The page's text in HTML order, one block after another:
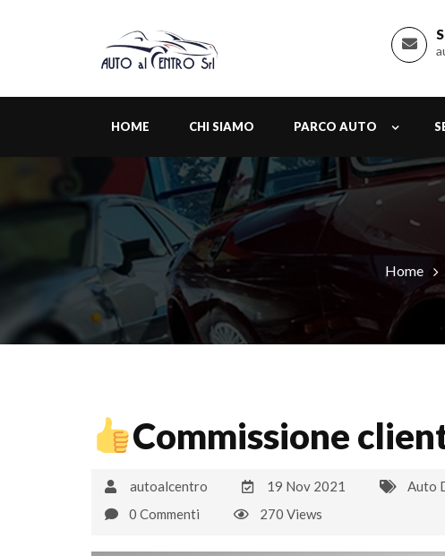
HOME CHI SIAMO PARCO AUTO
Home
Commissione
autoalcentro 19 Nov 2021 Auto
0 Commenti
270 Views